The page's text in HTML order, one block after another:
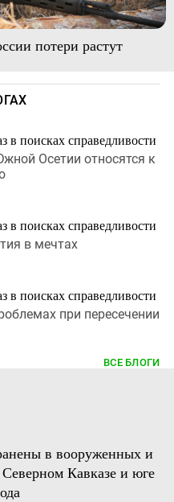
потери растут
в поисках справедливости
Осетии относятся к
в поисках справедливости
в мечтах
в поисках справедливости
при пересечении
ВСЕ БЛОГИ
в вооруженных и
Кавказе и юге